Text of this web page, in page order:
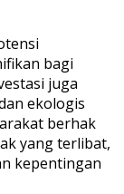
bagi
juga
ekologis
berhak
yang terlibat,
kepentingan